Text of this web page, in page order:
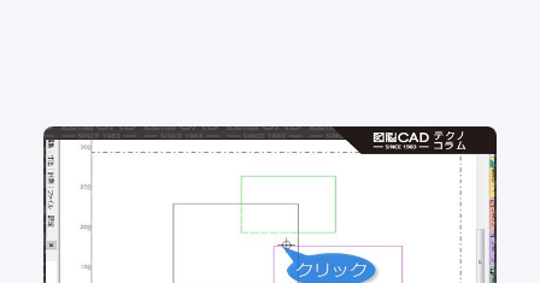
No.101 組み図を書かれる方必見！隠線処理の効率
アップ！